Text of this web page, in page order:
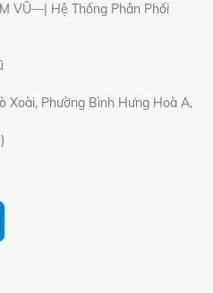
VŨ—| Hệ Thống Phân Phối
Xoài, Phường Bình Hưng Hoà A,